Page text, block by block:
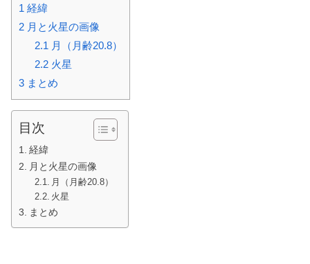
1 経緯
2 月と火星の画像
2.1月（月齢20.8）
2.2火星
3 まとめ
目次
経緯
月と火星の画像
月（月齢20.8）
火星
まとめ